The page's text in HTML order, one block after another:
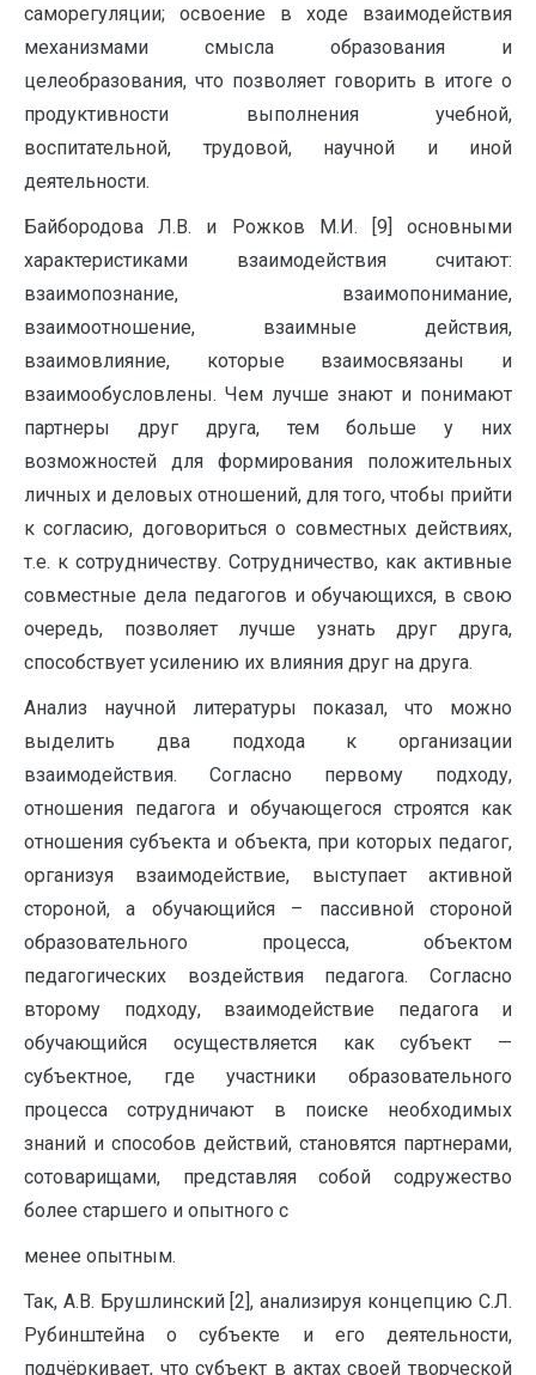
саморегуляции; освоение в ходе взаимодействия
механизмами смысла образования и
целеобразования, что позволяет говорить в итоге о
продуктивности выполнения учебной,
воспитательной, трудовой, научной и иной
деятельности.
Байбородова Л.В. и Рожков М.И. [9] основными
характеристиками взаимодействия считают:
взаимопознание, взаимопонимание,
взаимоотношение, взаимные действия,
взаимовлияние, которые взаимосвязаны и
взаимообусловлены. Чем лучше знают и понимают
партнеры друг друга, тем больше у них
возможностей для формирования положительных
личных и деловых отношений, для того, чтобы прийти
к согласию, договориться о совместных действиях,
т.е. к сотрудничеству. Сотрудничество, как активные
совместные дела педагогов и обучающихся, в свою
очередь, позволяет лучше узнать друг друга,
способствует усилению их влияния друг на друга.
Анализ научной литературы показал, что можно
выделить два подхода к организации
взаимодействия. Согласно первому подходу,
отношения педагога и обучающегося строятся как
отношения субъекта и объекта, при которых педагог,
организуя взаимодействие, выступает активной
стороной, а обучающийся – пассивной стороной
образовательного процесса, объектом
педагогических воздействия педагога. Согласно
второму подходу, взаимодействие педагога и
обучающийся осуществляется как субъект —
субъектное, где участники образовательного
процесса сотрудничают в поиске необходимых
знаний и способов действий, становятся партнерами,
сотоварищами, представляя собой содружество
более старшего и опытного с
менее опытным.
Так, А.В. Брушлинский [2], анализируя концепцию С.Л.
Рубинштейна о субъекте и его деятельности,
подчёркивает, что субъект в актах своей творческой